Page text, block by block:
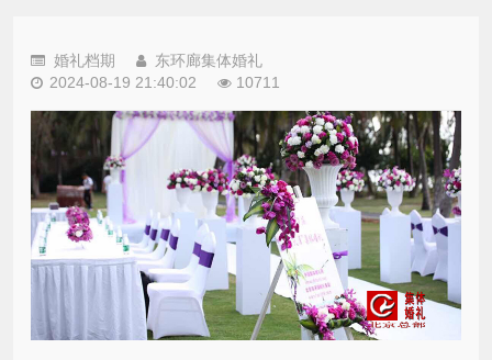
婚礼档期
东环廊集体婚礼
2024-08-19 21:40:02
10711